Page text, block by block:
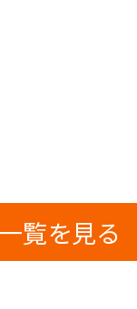
覧を見る